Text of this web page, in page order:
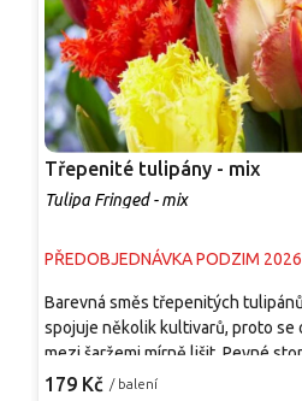
Třepenité tulipány - mix
Tulipa Fringed - mix
PŘEDOBJEDNÁVKA PODZIM 2026
179 Kč / balení
Barevná směs třepenitých
spojuje několik kultivarů, proto se
mezi šaržemi mírně lišit. Pevné
60 cm a v dubnu až květnu nesou